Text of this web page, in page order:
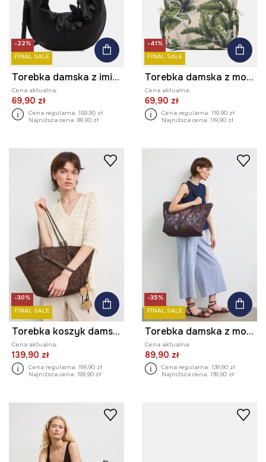
-22%
FINAL SALE
Torebka damska z imitacji skóry z brelokiem
Cena aktualna:
69,90 zł
Cena regularna: 159,90 zł
Najniższa cena: 89,90 zł
-41%
FINAL SALE
Torebka damska z motywem roślinnym
Cena aktualna:
69,90 zł
Cena regularna: 119,90 zł
Najniższa cena: 119,90 zł
-30%
FINAL SALE
Torebka koszyk damska pleciona
Cena aktualna:
139,90 zł
Cena regularna: 199,90 zł
Najniższa cena: 199,90 zł
-35%
FINAL SALE
Torebka damska z motywem zwierzęcym
Cena aktualna:
89,90 zł
Cena regularna: 139,90 zł
Najniższa cena: 139,90 zł